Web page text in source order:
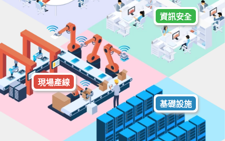
現場產線
基礎設施
資訊安全